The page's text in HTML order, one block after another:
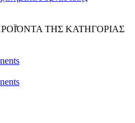
ΤΗΣ ΚΑΤΗΓΟΡΙΑΣ